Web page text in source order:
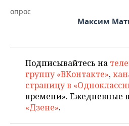
опрос
Максим
Подписывайтесь на
группу «ВКонтакте»,
страницу в
времени». Ежедневные
«Дзене».